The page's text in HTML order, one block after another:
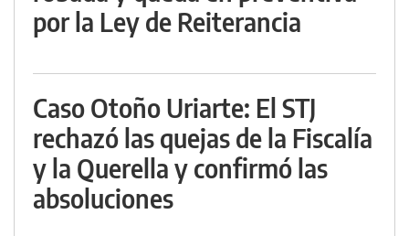
por la Ley de Reiterancia
Caso Otoño Uriarte: El STJ
rechazó las quejas de la Fiscalía
y la Querella y confirmó las
absoluciones